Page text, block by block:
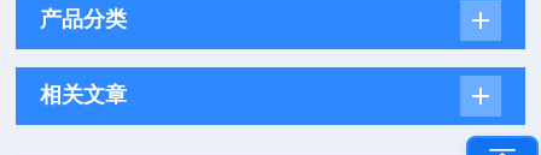
产品分类
相关文章